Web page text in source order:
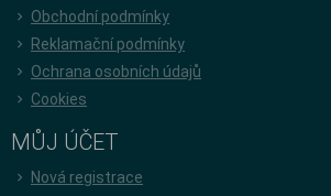
Obchodní podmínky
Reklamační podmínky
Ochrana osobních údajů
Cookies
MŮJ ÚČET
Nová registrace